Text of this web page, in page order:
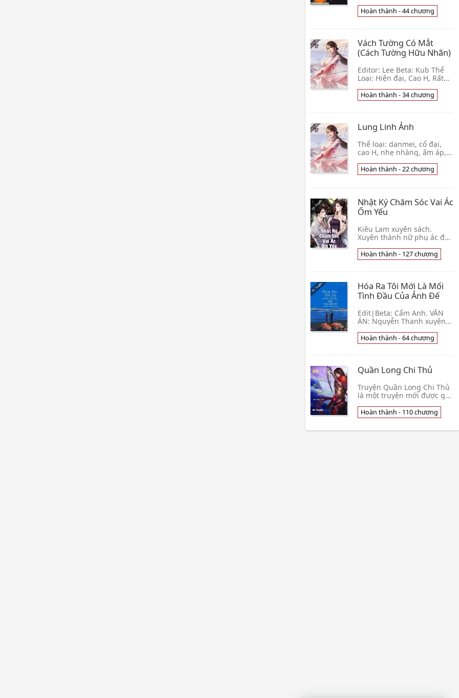
và cô lớn lên bên nhau, là
thanh mai trúc mã. Từ nhỏ,
Hoàn thành - 44 chương
Vách Tường Có Mẳt
(Cách Tường Hữu Nhãn)
Editor: Lee Beta: Kub Thể
Loại: Hiện đại, Cao H, Rất
tính dâm đảng thụ, Ôn nhu
công, Công sủng thụ, Sinh
Hoàn thành - 34 chương
Lung Linh Ảnh
Thể loại: danmei, cổ đại,
cao H, nhẹ nhàng, ấm áp,
1v1, sinh tử, không ngược,
HE Hừm, câu chuyện này có
Hoàn thành - 22 chương
Nhật Ký Chăm Sóc Vai Ác
Ốm Yếu
Kiều Lam xuyên sách.
Xuyên thành nữ phụ ác độc
được nữ chính giúp đỡ,
nhưng vì thích nam chính
Hoàn thành - 127 chương
Hóa Ra Tôi Mới Là Mối
Tình Đầu Của Ảnh Đế
Edit|Beta: Cẩm Anh. VĂN
ÁN: Nguyễn Thanh xuyên
một nữ diễn viên tuyến 18
của giới giải trí. Đồng thời
Hoàn thành - 64 chương
Quần Long Chi Thủ
Truyện Quần Long Chi Thủ
là một truyện mới được gửi
truyện online, câu chuyện
với nhiều tình tiết thú vị và
bất n👦 Ôn Thụy An
Hoàn thành - 110 chương